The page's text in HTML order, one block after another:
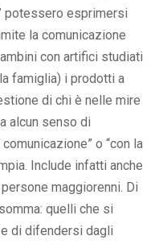
potessero esprimersi
la comunicazione
con artifici studiati
famiglia) i prodotti a
di chi è nelle mire
alcun senso di
o “con la
Include infatti anche
maggiorenni. Di
quelli che si
di difendersi dagli